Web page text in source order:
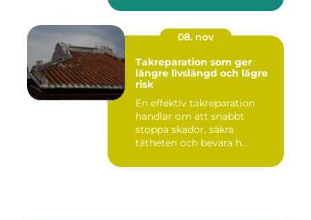
08. nov
Takreparation som ger
längre livslängd och lägre
risk
En effektiv takreparation
handlar om att snabbt
stoppa skador, säkra
tätheten och bevara h...